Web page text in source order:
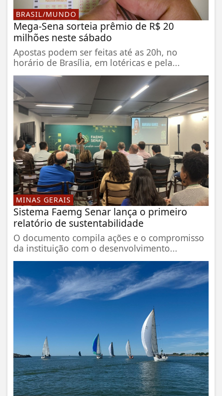
BRASIL/MUNDO
Mega-Sena sorteia prêmio de R$ 20
milhões neste sábado
Apostas podem ser feitas até as 20h, no
horário de Brasília, em lotéricas e pela...
MINAS GERAIS
Sistema Faemg Senar lança o primeiro
relatório de sustentabilidade
O documento compila ações e o compromisso
da instituição com o desenvolvimento...